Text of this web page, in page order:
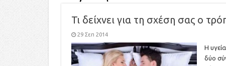
Τι δείχνει για τη σχέση σας ο
29 Σεπ 2014
Η
δύο